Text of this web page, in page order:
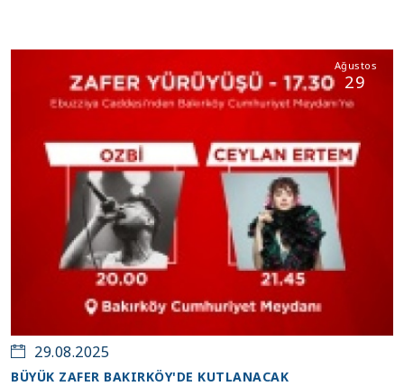
Ağustos
29
29.08.2025
BÜYÜK ZAFER BAKIRKÖY'DE KUTLANACAK